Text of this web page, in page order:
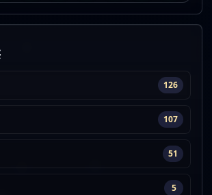
126
107
51
5